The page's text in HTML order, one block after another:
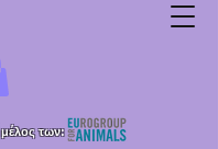
μέλος των: